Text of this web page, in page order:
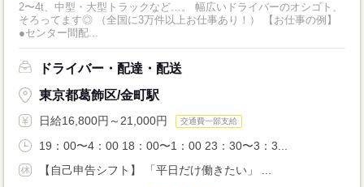
2〜4t、中型・大型トラックなど…。 幅広いドライバーのオシゴト、
そろってます◎ （全国に3万件以上お仕事あり！） 【お仕事の例】
●センター間配...
ドライバー・配達・配送
東京都葛飾区/金町駅
日給16,800円～21,000円 交通費一部支給
19：00〜4：00 18：00〜1：00 23：30〜3：3...
【自己申告シフト】 「平日だけ働きたい」 ...